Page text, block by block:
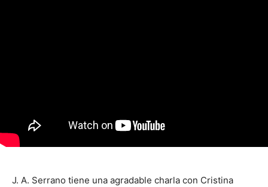
J. A. Serrano tiene una agradable charla con Cristina